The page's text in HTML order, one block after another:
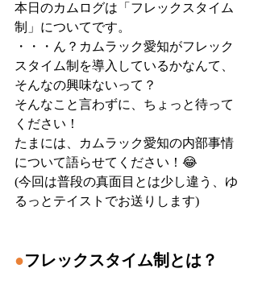
本日のカムログは「フレックスタイム
制」についてです。
・・・ん？カムラック愛知がフレック
スタイム制を導入しているかなんて、
そんなの興味ないって？
そんなこと言わずに、ちょっと待って
ください！
たまには、カムラック愛知の内部事情
について語らせてください！😂
(今回は普段の真面目とは少し違う、ゆ
るっとテイストでお送りします)
●フレックスタイム制とは？